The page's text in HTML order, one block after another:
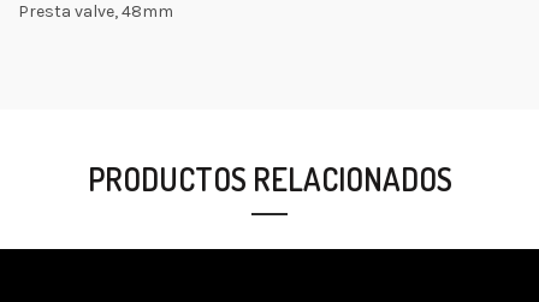
Presta valve, 48mm
PRODUCTOS RELACIONADOS